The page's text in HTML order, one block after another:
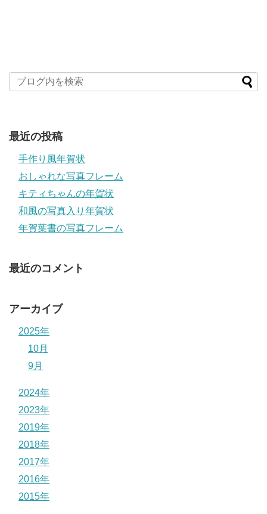
最近の投稿
手作り風年賀状
おしゃれな写真フレーム
キティちゃんの年賀状
和風の写真入り年賀状
年賀葉書の写真フレーム
最近のコメント
アーカイブ
2025年
10月
9月
2024年
2023年
2019年
2018年
2017年
2016年
2015年